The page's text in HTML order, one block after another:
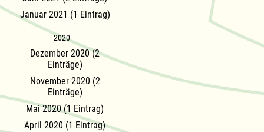
Januar 2021 (1 Eintrag)
2020
Dezember 2020 (2
Einträge)
November 2020 (2
Einträge)
Mai 2020 (1 Eintrag)
April 2020 (1 Eintrag)